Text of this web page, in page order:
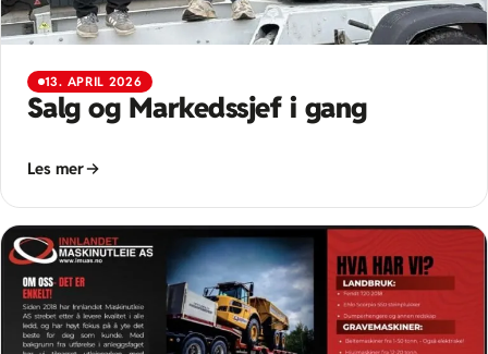
13. APRIL 2026
Salg og Markedssjef i gang
Les mer